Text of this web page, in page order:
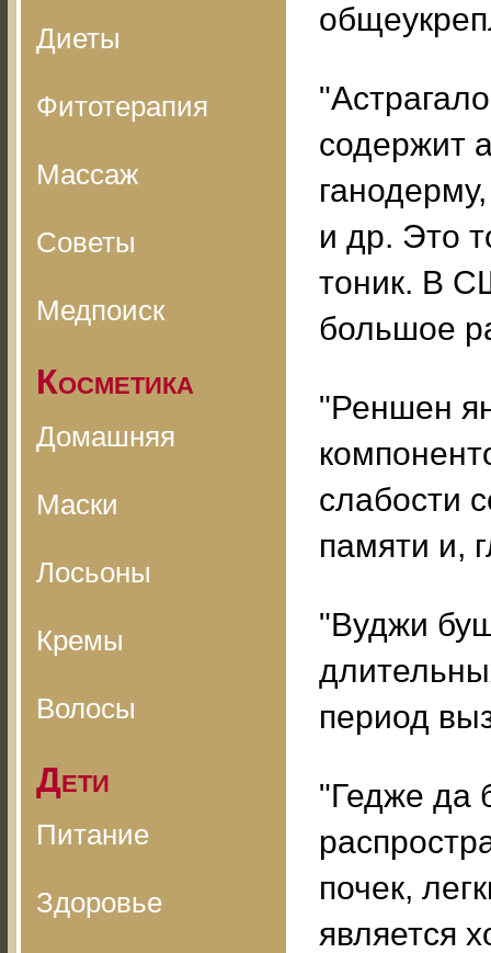
Диеты
Фитотерапия
Массаж
Советы
Медпоиск
Косметика
Домашняя
Маски
Лосьоны
Кремы
Волосы
Дети
Питание
Здоровье
содержит
и др. Это
тоник. В
большое
"Реншен
слабости
памяти и,
"Вуджи
период
"Гедже да
почек,
является